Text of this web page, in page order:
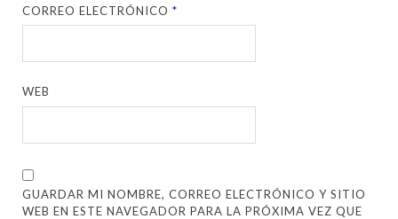
CORREO ELECTRÓNICO*
WEB
GUARDAR MI NOMBRE, CORREO ELECTRÓNICO Y SITIO
WEB EN ESTE NAVEGADOR PARA LA PRÓXIMA VEZ QUE